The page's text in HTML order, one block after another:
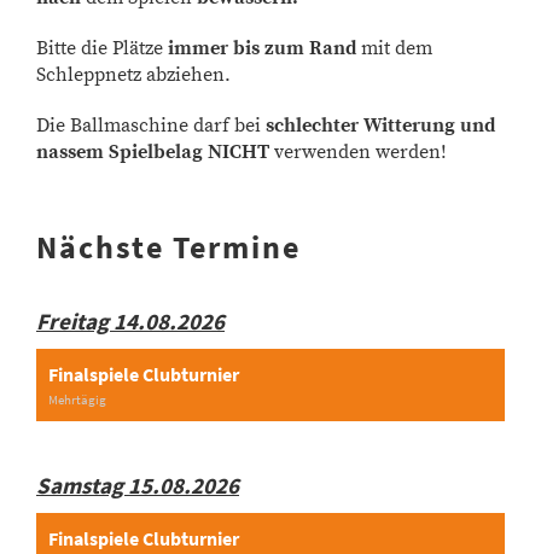
Bitte die Plätze immer bis zum Rand mit dem
Schleppnetz abziehen.
Die Ballmaschine darf bei schlechter Witterung und
nassem Spielbelag NICHT verwenden werden!
Nächste Termine
Freitag 14.08.2026
Finalspiele Clubturnier
Mehrtägig
Samstag 15.08.2026
Finalspiele Clubturnier